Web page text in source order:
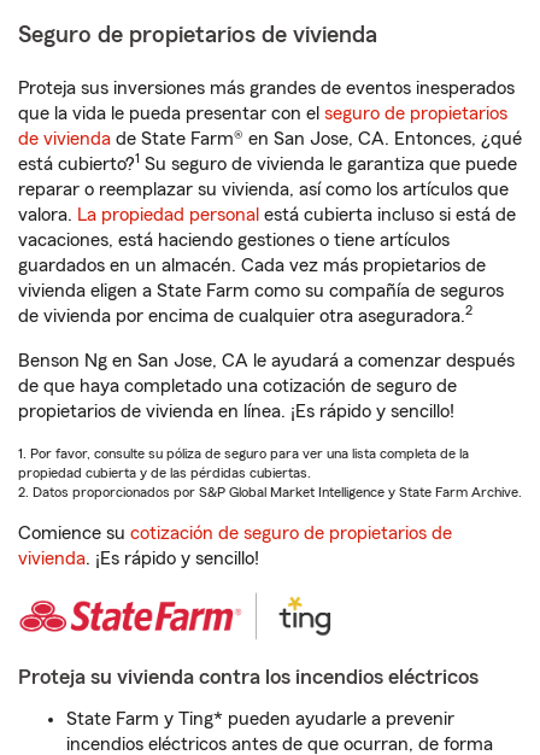
Seguro de propietarios de vivienda
Proteja sus inversiones más grandes de eventos inesperados
que la vida le pueda presentar con el seguro de propietarios
de vivienda de State Farm® en San Jose, CA. Entonces, ¿qué
está cubierto?1 Su seguro de vivienda le garantiza que puede
reparar o reemplazar su vivienda, así como los artículos que
valora. La propiedad personal está cubierta incluso si está de
vacaciones, está haciendo gestiones o tiene artículos
guardados en un almacén. Cada vez más propietarios de
vivienda eligen a State Farm como su compañía de seguros
de vivienda por encima de cualquier otra aseguradora.2
Benson Ng en San Jose, CA le ayudará a comenzar después
de que haya completado una cotización de seguro de
propietarios de vivienda en línea. ¡Es rápido y sencillo!
1. Por favor, consulte su póliza de seguro para ver una lista completa de la
propiedad cubierta y de las pérdidas cubiertas.
2. Datos proporcionados por S&P Global Market Intelligence y State Farm Archive.
Comience su cotización de seguro de propietarios de
vivienda. ¡Es rápido y sencillo!
Proteja su vivienda contra los incendios eléctricos
State Farm y Ting* pueden ayudarle a prevenir
incendios eléctricos antes de que ocurran, de forma